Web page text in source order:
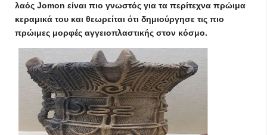
λαός Jomon είναι πιο γνωστός για τα περίτεχνα πρώιμα
κεραμικά του και θεωρείται ότι δημιούργησε τις πιο
πρώιμες μορφές αγγειοπλαστικής στον κόσμο.